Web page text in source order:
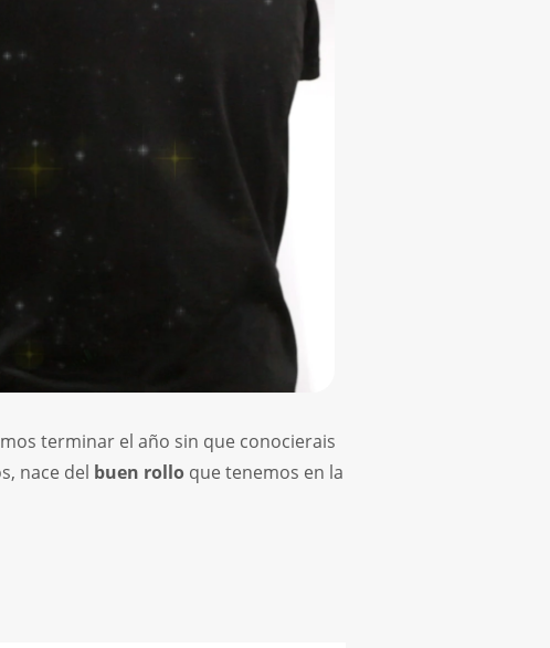
terminar el año sin que conocierais
nace del buen rollo que tenemos en la